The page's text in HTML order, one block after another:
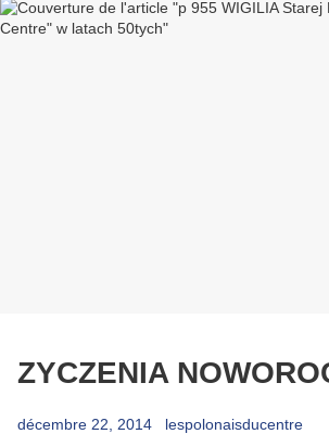
ZYCZENIA
décembre 22, 2014
lespolonaisducentre